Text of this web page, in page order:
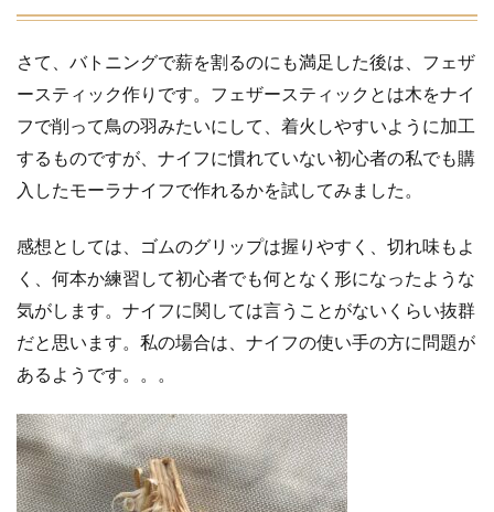
さて、バトニングで薪を割るのにも満足した後は、フェザ
ースティック作りです。フェザースティックとは木をナイ
フで削って鳥の羽みたいにして、着火しやすいように加工
するものですが、ナイフに慣れていない初心者の私でも購
入したモーラナイフで作れるかを試してみました。
感想としては、ゴムのグリップは握りやすく、切れ味もよ
く、何本か練習して初心者でも何となく形になったような
気がします。 ナイフに関しては言うことがないくらい抜群
だと思います。私の場合は、ナイフの使い手の方に問題が
あるようです。。。